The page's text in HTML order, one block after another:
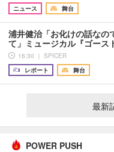
ニュース
舞台
浦井健治「お化けの話なの
て」ミュージカル『ゴース
16:30 ｜ SPICER
レポート
舞台
最新
POWER PUSH